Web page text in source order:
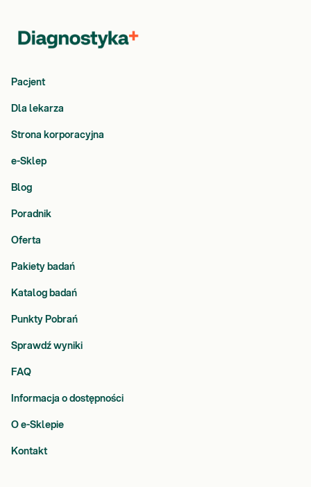
Pacjent
Dla lekarza
Strona korporacyjna
e-Sklep
Blog
Poradnik
Oferta
Pakiety badań
Katalog badań
Punkty Pobrań
Sprawdź wyniki
FAQ
Informacja o dostępności
O e-Sklepie
Kontakt